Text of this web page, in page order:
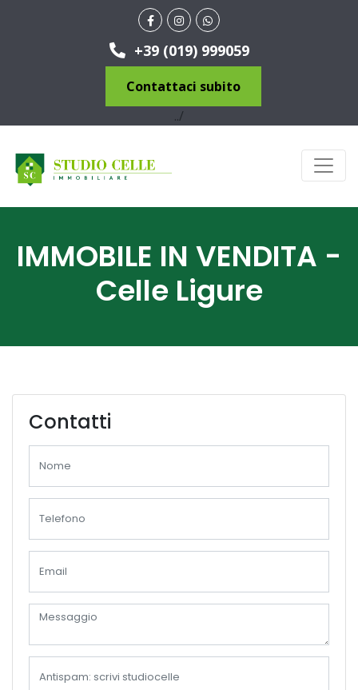
+39 (019) 999059
Contattaci subito
../
IMMOBILE IN VENDITA -
Celle Ligure
Contatti